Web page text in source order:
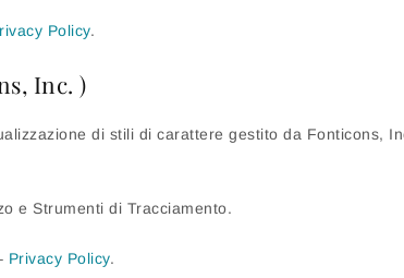
Policy.
Inc. )
di stili di carattere gestito da Fonticons,
e Strumenti di Tracciamento.
Privacy Policy.